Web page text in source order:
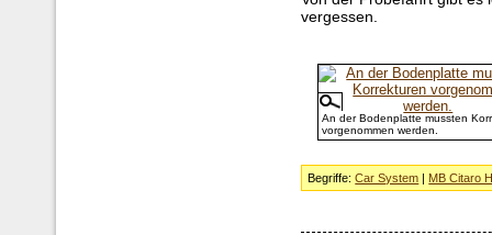
vergessen.
An der Bodenplatte mussten
vorgenommen werden.
Begriffe:Car System | MB Citaro